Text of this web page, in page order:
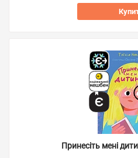
Принесіть мені